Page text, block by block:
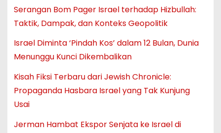
Serangan Bom Pager Israel terhadap Hizbullah:
Taktik, Dampak, dan Konteks Geopolitik
Israel Diminta ‘Pindah Kos’ dalam 12 Bulan, Dunia
Menunggu Kunci Dikembalikan
Kisah Fiksi Terbaru dari Jewish Chronicle:
Propaganda Hasbara Israel yang Tak Kunjung
Usai
Jerman Hambat Ekspor Senjata ke Israel di